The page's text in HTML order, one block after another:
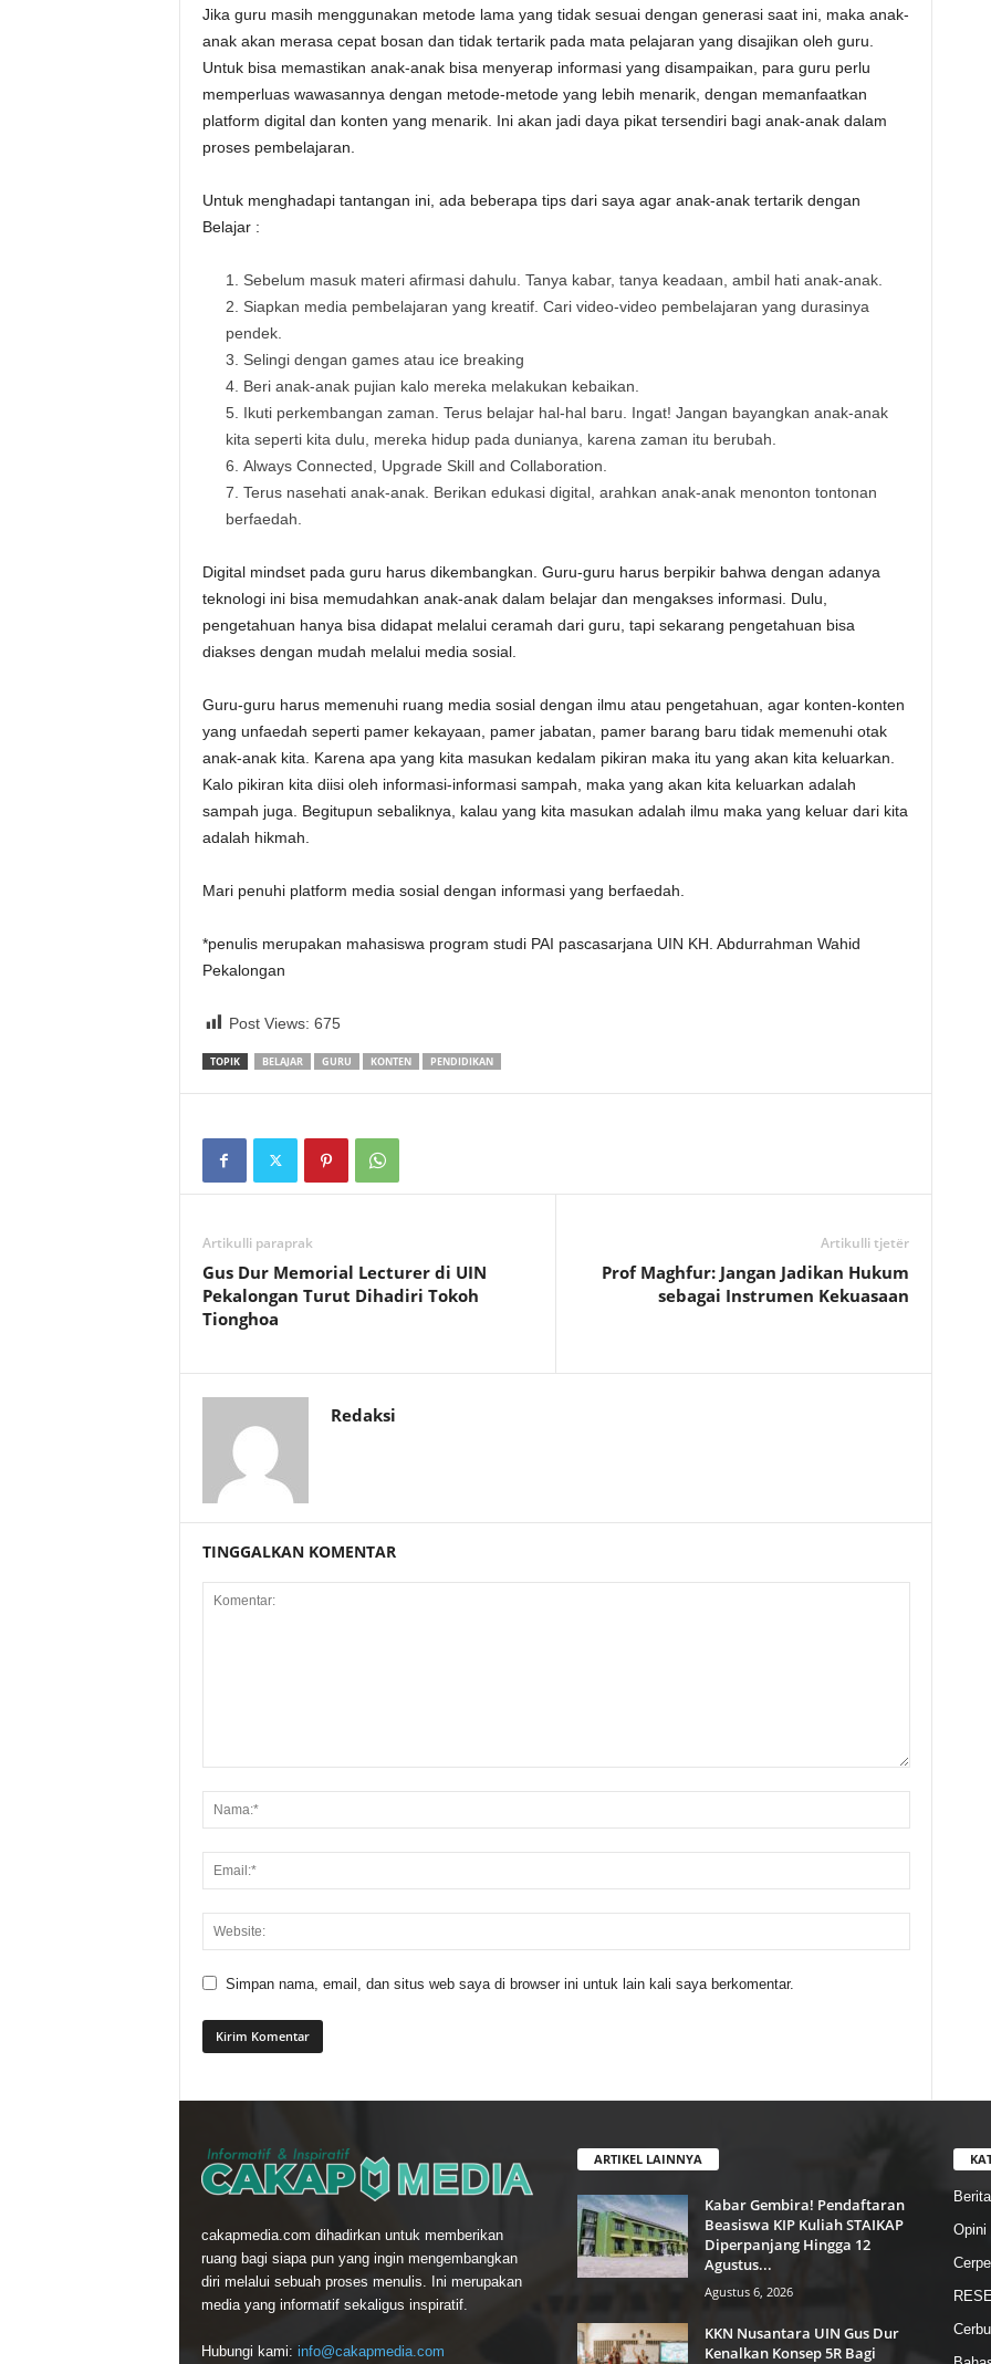
Jika guru masih menggunakan metode lama yang tidak sesuai dengan generasi saat ini, maka anak-
anak akan merasa cepat bosan dan tidak tertarik pada mata pelajaran yang disajikan oleh guru.
Untuk bisa memastikan anak-anak bisa menyerap informasi yang disampaikan, para guru perlu
memperluas wawasannya dengan metode-metode yang lebih menarik, dengan memanfaatkan
platform digital dan konten yang menarik. Ini akan jadi daya pikat tersendiri bagi anak-anak dalam
proses pembelajaran.
Untuk menghadapi tantangan ini, ada beberapa tips dari saya agar anak-anak tertarik dengan
Belajar :
Sebelum masuk materi afirmasi dahulu. Tanya kabar, tanya keadaan, ambil hati anak-anak.
Siapkan media pembelajaran yang kreatif. Cari video-video pembelajaran yang durasinya
pendek.
Selingi dengan games atau ice breaking
Beri anak-anak pujian kalo mereka melakukan kebaikan.
Ikuti perkembangan zaman. Terus belajar hal-hal baru. Ingat! Jangan bayangkan anak-anak
kita seperti kita dulu, mereka hidup pada dunianya, karena zaman itu berubah.
Always Connected, Upgrade Skill and Collaboration.
Terus nasehati anak-anak. Berikan edukasi digital, arahkan anak-anak menonton tontonan
berfaedah.
Digital mindset pada guru harus dikembangkan. Guru-guru harus berpikir bahwa dengan adanya
teknologi ini bisa memudahkan anak-anak dalam belajar dan mengakses informasi. Dulu,
pengetahuan hanya bisa didapat melalui ceramah dari guru, tapi sekarang pengetahuan bisa
diakses dengan mudah melalui media sosial.
Guru-guru harus memenuhi ruang media sosial dengan ilmu atau pengetahuan, agar konten-konten
yang unfaedah seperti pamer kekayaan, pamer jabatan, pamer barang baru tidak memenuhi otak
anak-anak kita. Karena apa yang kita masukan kedalam pikiran maka itu yang akan kita keluarkan.
Kalo pikiran kita diisi oleh informasi-informasi sampah, maka yang akan kita keluarkan adalah
sampah juga. Begitupun sebaliknya, kalau yang kita masukan adalah ilmu maka yang keluar dari kita
adalah hikmah.
Mari penuhi platform media sosial dengan informasi yang berfaedah.
*penulis merupakan mahasiswa program studi PAI pascasarjana UIN KH. Abdurrahman Wahid
Pekalongan
Post Views: 675
TOPIK BELAJAR GURU KONTEN PENDIDIKAN
Artikulli paraprak
Gus Dur Memorial Lecturer di UIN
Pekalongan Turut Dihadiri Tokoh
Tionghoa
Artikulli tjetër
Prof Maghfur: Jangan Jadikan Hukum
sebagai Instrumen Kekuasaan
Redaksi
TINGGALKAN KOMENTAR
Simpan nama, email, dan situs web saya di browser ini untuk lain kali saya berkomentar.
cakapmedia.com dihadirkan untuk memberikan
ruang bagi siapa pun yang ingin mengembangkan
diri melalui sebuah proses menulis. Ini merupakan
media yang informatif sekaligus inspiratif.
Hubungi kami: info@cakapmedia.com
ARTIKEL LAINNYA
Kabar Gembira! Pendaftaran
Beasiswa KIP Kuliah STAIKAP
Diperpanjang Hingga 12
Agustus...
Agustus 6, 2026
KKN Nusantara UIN Gus Dur
Kenalkan Konsep 5R Bagi
Berita
Opini